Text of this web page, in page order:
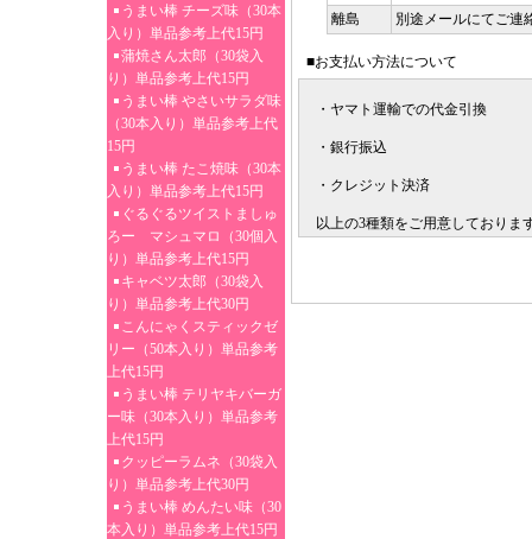
うまい棒 チーズ味（30本
入り）単品参考上代15円
蒲焼さん太郎（30袋入
り）単品参考上代15円
うまい棒 やさいサラダ味
（30本入り）単品参考上代
15円
うまい棒 たこ焼味（30本
入り）単品参考上代15円
ぐるぐるツイストましゅ
ろー マシュマロ（30個入
り）単品参考上代15円
キャベツ太郎（30袋入
り）単品参考上代30円
こんにゃくスティックゼ
リー（50本入り）単品参考
上代15円
うまい棒 テリヤキバーガ
ー味（30本入り）単品参考
上代15円
クッピーラムネ（30袋入
り）単品参考上代30円
うまい棒 めんたい味（30
本入り）単品参考上代15円
離島
別途メールにてご連
■お支払い方法について
・ヤマト運輸での代金引換
・銀行振込
・クレジット決済
以上の3種類をご用意しておりま